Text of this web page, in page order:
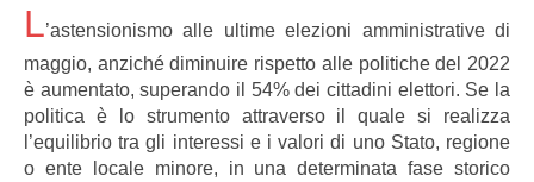
L’astensionismo alle ultime elezioni amministrative di
maggio, anziché diminuire rispetto alle politiche del 2022
è aumentato, superando il 54% dei cittadini elettori. Se la
politica è lo strumento attraverso il quale si realizza
l’equilibrio tra gli interessi e i valori di uno Stato, regione
o ente locale minore, in una determinata fase storico